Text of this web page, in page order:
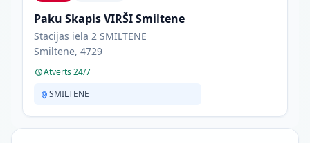
Paku Skapis VIRŠI Smiltene
Stacijas iela 2 SMILTENE
Smiltene, 4729
Atvērts 24/7
SMILTENE